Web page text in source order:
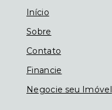
Início
Sobre
Contato
Financie
Negocie seu Imóvel